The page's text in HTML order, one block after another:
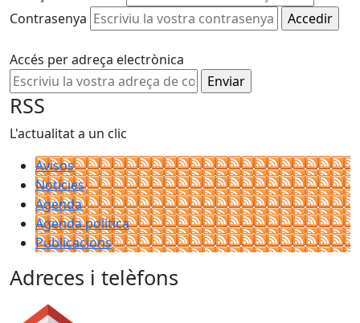
Contrasenya
Accés per adreça electrònica
RSS
L'actualitat a un clic
Avisos
Notícies
Agenda
Agenda política
Publicacions
Adreces i telèfons